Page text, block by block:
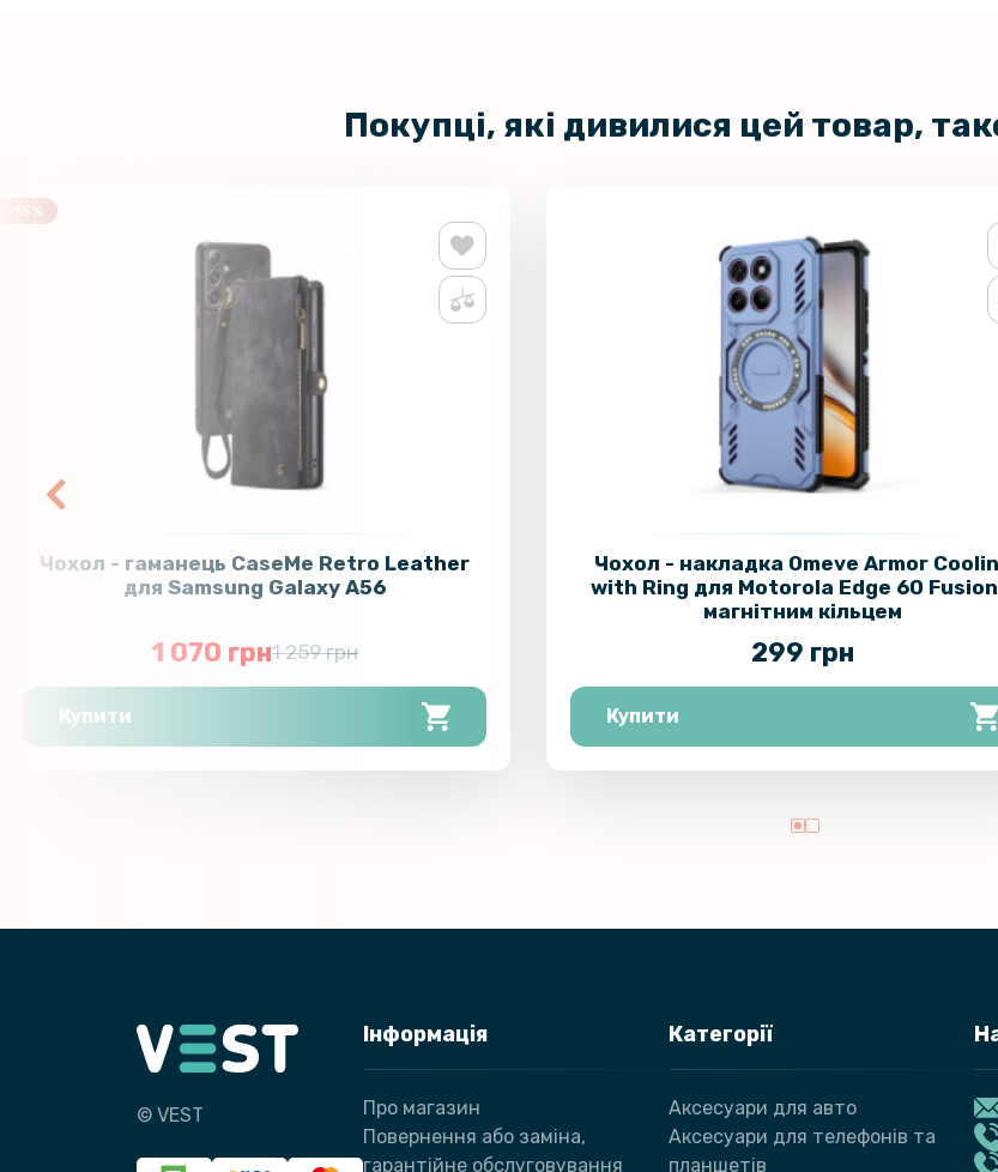
Покупці, які дивилися цей товар,
-15%
Чохол - гаманець CaseMe Retro Leather
для Samsung Galaxy A56
1 070 грн1 259 грн
Купити
Чохол - накладка Omeve Armor
with Ring для Motorola Edge 60
магнітним кільцем
299 грн
Купити
© VEST
Інформація
Про магазин
Повернення або заміна,
гарантійне обслуговування
Категорії
Аксесуари для авто
Аксесуари для телефонів та
планшетів